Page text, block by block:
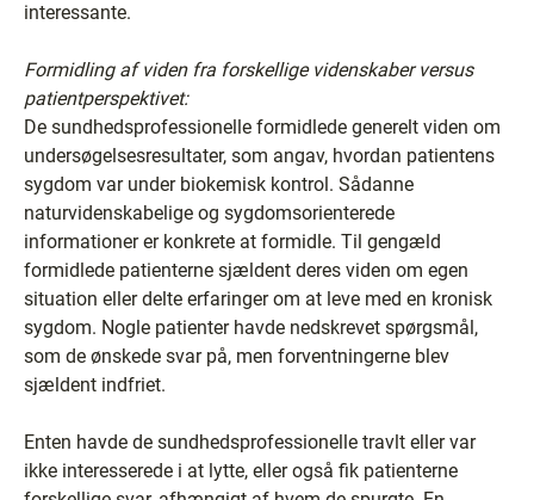
interessante.
Formidling af viden fra forskellige videnskaber versus
patientperspektivet:
De sundhedsprofessionelle formidlede generelt viden om
undersøgelsesresultater, som angav, hvordan patientens
sygdom var under biokemisk kontrol. Sådanne
naturvidenskabelige og sygdomsorienterede
informationer er konkrete at formidle. Til gengæld
formidlede patienterne sjældent deres viden om egen
situation eller delte erfaringer om at leve med en kronisk
sygdom. Nogle patienter havde nedskrevet spørgsmål,
som de ønskede svar på, men forventningerne blev
sjældent indfriet.
Enten havde de sundhedsprofessionelle travlt eller var
ikke interesserede i at lytte, eller også fik patienterne